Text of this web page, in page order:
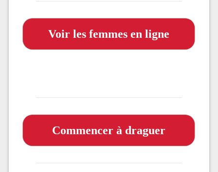
Voir les femmes en ligne
Commencer à draguer